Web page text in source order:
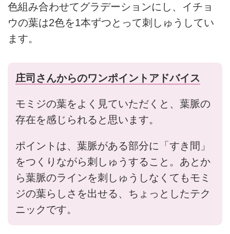
色組み合わせてグラデーションにし、イチョ
ウの葉は2色を1本ずつとって刺しゅうしてい
ます。
庄司さんからのワンポイントアドバイス
モミジの葉をよく見ていただくと、葉脈の
存在を感じられると思います。
ポイントは、葉脈がある部分に「すき間」
をつくりながら刺しゅうすること。あとか
ら葉脈のラインを刺しゅうしなくてもモミ
ジの葉らしさを出せる、ちょっとしたテク
ニックです。